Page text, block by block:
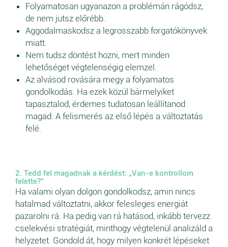
Folyamatosan ugyanazon a problémán rágódsz,
de nem jutsz előrébb.
Aggodalmaskodsz a legrosszabb forgatókönyvek
miatt.
Nem tudsz döntést hozni, mert minden
lehetőséget végtelenségig elemzel.
Az alvásod rovására megy a folyamatos
gondolkodás. Ha ezek közül bármelyiket
tapasztalod, érdemes tudatosan leállítanod
magad. A felismerés az első lépés a változtatás
felé.
2. Tedd fel magadnak a kérdést: „Van-e kontrollom
felette?”
Ha valami olyan dolgon gondolkodsz, amin nincs
hatalmad változtatni, akkor felesleges energiát
pazarolni rá. Ha pedig van rá hatásod, inkább tervezz
cselekvési stratégiát, minthogy végtelenül analizáld a
helyzetet. Gondold át, hogy milyen konkrét lépéseket